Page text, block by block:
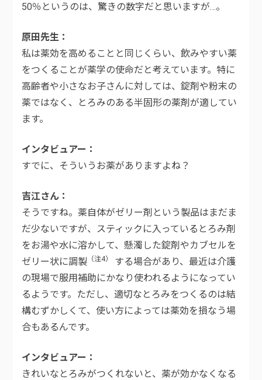
50％というのは、驚きの数字だと思いますが…。
原田先生
私は薬効を高めることと同じくらい、飲みやすい薬
をつくることが薬学の使命だと考えています。特に
高齢者や小さなお子さんに対しては、錠剤や粉末の
薬ではなく、とろみのある半固形の薬剤が適してい
ます。
インタビュアー
すでに、そういうお薬がありますよね？
吉江さん
そうですね。薬自体がゼリー剤という製品はまだま
だ少ないですが、スティックに入っているとろみ剤
をお湯や水に溶かして、懸濁した錠剤やカブセルを
ゼリー状に調製 （注4）
する場合があり、最近は介護
の現場で服用補助にかなり使われるようになってい
るようです。ただし、適切なとろみをつくるのは結
構むずかしくて、使い方によっては薬効を損なう場
合もあるんです。
インタビュアー
きれいなとろみがつくれないと、薬が効かなくなる